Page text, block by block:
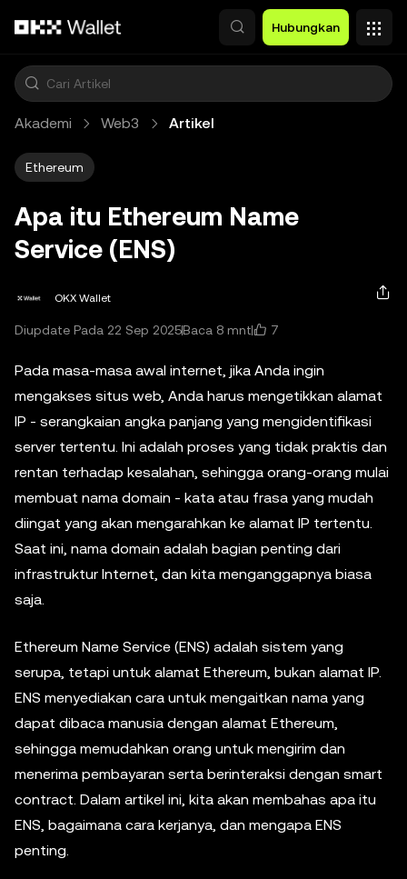
Hubungkan
Akademi Web3 Artikel
Ethereum
Apa itu Ethereum Name
Service (ENS)
OKX Wallet
Diupdate Pada 22 Sep 2025Baca 8 mnt 7
Pada masa-masa awal internet, jika Anda ingin
mengakses situs web, Anda harus mengetikkan alamat
IP - serangkaian angka panjang yang mengidentifikasi
server tertentu. Ini adalah proses yang tidak praktis dan
rentan terhadap kesalahan, sehingga orang-orang mulai
membuat nama domain - kata atau frasa yang mudah
diingat yang akan mengarahkan ke alamat IP tertentu.
Saat ini, nama domain adalah bagian penting dari
infrastruktur Internet, dan kita menganggapnya biasa
saja.
Ethereum Name Service (ENS) adalah sistem yang
serupa, tetapi untuk alamat Ethereum, bukan alamat IP.
ENS menyediakan cara untuk mengaitkan nama yang
dapat dibaca manusia dengan alamat Ethereum,
sehingga memudahkan orang untuk mengirim dan
menerima pembayaran serta berinteraksi dengan smart
contract. Dalam artikel ini, kita akan membahas apa itu
ENS, bagaimana cara kerjanya, dan mengapa ENS
penting.